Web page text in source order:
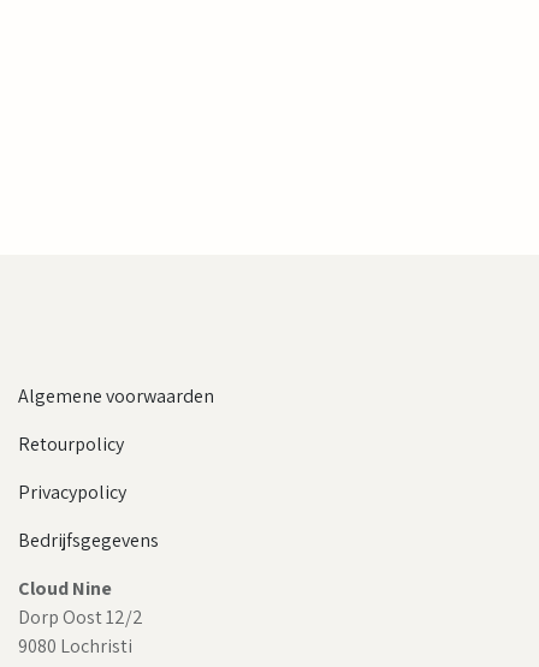
Algemene voorwaarden
Retourpolicy
Privacypolicy
Bedrijfsgegevens
Cloud Nine
Dorp Oost 12/2
9080 Lochristi